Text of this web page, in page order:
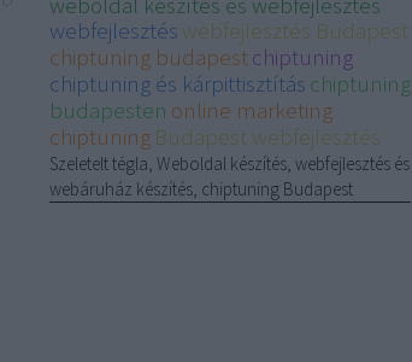
webfejlesztés webfejlesztés Budapest
chiptuning budapestchiptuning
chiptuning és kárpittisztítás chiptuning
budapesten online marketing
chiptuning Budapest webfejlesztés
Szeletelt tégla, Weboldal készítés, webfejlesztés és
webáruház készítés, chiptuning Budapest